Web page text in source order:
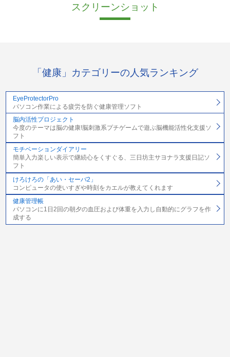
スクリーンショット
「健康」カテゴリーの人気ランキング
EyeProtectorPro
パソコン作業による疲労を防ぐ健康管理ソフト
脳内活性プロジェクト
今度のテーマは脳の健康!脳刺激系プチゲームで遊ぶ脳機能活性化支援ソ
フト
モチベーションダイアリー
簡単入力楽しい表示で継続心をくすぐる、三日坊主サヨナラ支援日記ソ
フト
けろけろの「あい・セーバ2」
コンピュータの使いすぎや時刻をカエルが教えてくれます
健康管理帳
パソコンに1日2回の朝夕の血圧および体重を入力し自動的にグラフを作
成する